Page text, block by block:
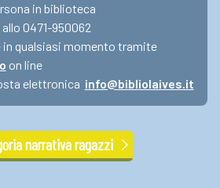
in biblioteca
0471-950062
in qualsiasi momento tramite
on line
elettronica info@bibliolaives.it
narrativa ragazzi